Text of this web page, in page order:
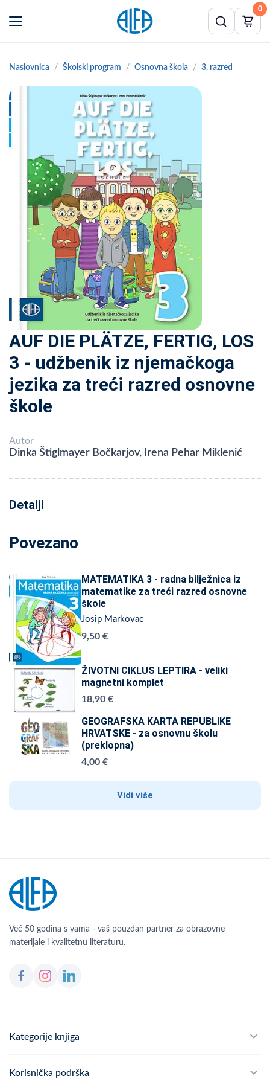
0
Naslovnica Školski program Osnovna škola 3. razred
AUF DIE PLÄTZE, FERTIG, LOS
3 - udžbenik iz njemačkoga
jezika za treći razred osnovne
škole
Autor
Dinka Štiglmayer Bočkarjov, Irena Pehar Miklenić
Detalji
Povezano
MATEMATIKA 3 - radna bilježnica iz
matematike za treći razred osnovne
škole
Josip Markovac
9,50 €
ŽIVOTNI CIKLUS LEPTIRA - veliki
magnetni komplet
18,90 €
GEOGRAFSKA KARTA REPUBLIKE
HRVATSKE - za osnovnu školu
(preklopna)
4,00 €
Vidi više
Već 50 godina s vama - vaš pouzdan partner za obrazovne
materijale i kvalitetnu literaturu.
Kategorije knjiga
Školski program
Korisnička podrška